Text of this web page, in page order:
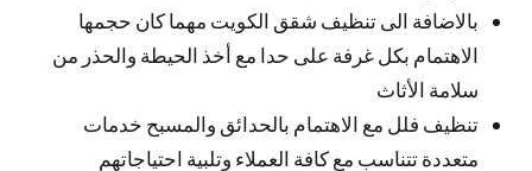
بالاضافة الى تنظيف شقق الكويت مهما كان حجمها
الاهتمام بكل غرفة على حدا مع أخذ الحيطة والحذر من
سلامة الأثاث
تنظيف فلل مع الاهتمام بالحدائق والمسبح خدمات
متعددة تتناسب مع كافة العملاء وتلبية احتياجاتهم